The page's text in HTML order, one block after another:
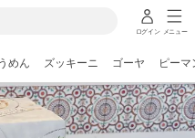
ログイン メニュー
めん ズッキーニ ゴーヤ ピーマ